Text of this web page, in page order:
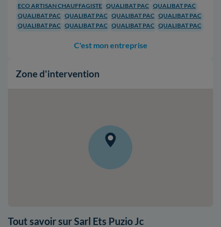
ECO ARTISAN CHAUFFAGISTE QUALIBAT PAC QUALIBAT PAC
QUALIBAT PAC QUALIBAT PAC QUALIBAT PAC QUALIBAT PAC
QUALIBAT PAC QUALIBAT PAC QUALIBAT PAC QUALIBAT PAC
C'est mon entreprise
Zone d'intervention
Tout savoir sur Sarl Ets Puzio Jc